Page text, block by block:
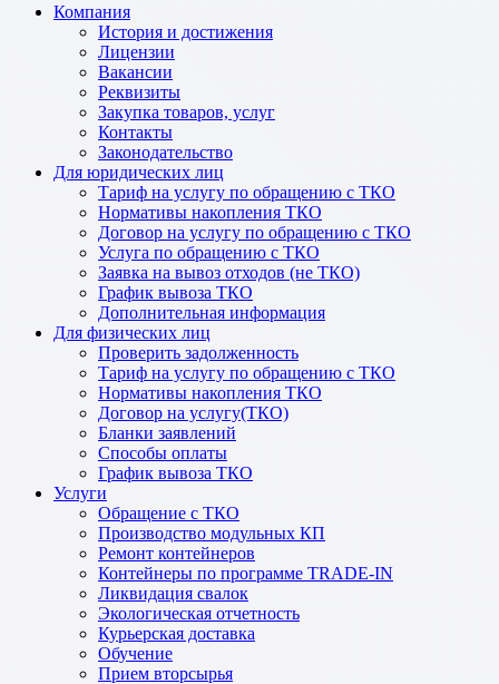
Компания
История и достижения
Лицензии
Вакансии
Реквизиты
Закупка товаров, услуг
Контакты
Законодательство
Для юридических лиц
Тариф на услугу по обращению с ТКО
Нормативы накопления ТКО
Договор на услугу по обращению с ТКО
Услуга по обращению с ТКО
Заявка на вывоз отходов (не ТКО)
График вывоза ТКО
Дополнительная информация
Для физических лиц
Проверить задолженность
Тариф на услугу по обращению с ТКО
Нормативы накопления ТКО
Договор на услугу(ТКО)
Бланки заявлений
Способы оплаты
График вывоза ТКО
Услуги
Обращение с ТКО
Производство модульных КП
Ремонт контейнеров
Контейнеры по программе TRADE-IN
Ликвидация свалок
Экологическая отчетность
Курьерская доставка
Обучение
Прием вторсырья